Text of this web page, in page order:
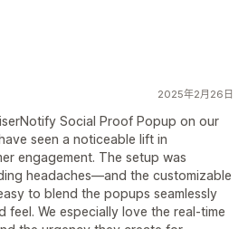
2025年2月26日
Social Proof Popup on our
seen a noticeable lift in
engagement. The setup was
headaches—and the customizable
to blend the popups seamlessly
feel. We especially love the real-time